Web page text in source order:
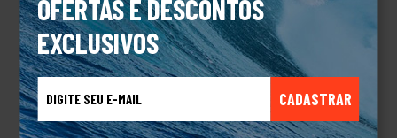
OFERTAS E DESCONTOS
EXCLUSIVOS
CADASTRAR